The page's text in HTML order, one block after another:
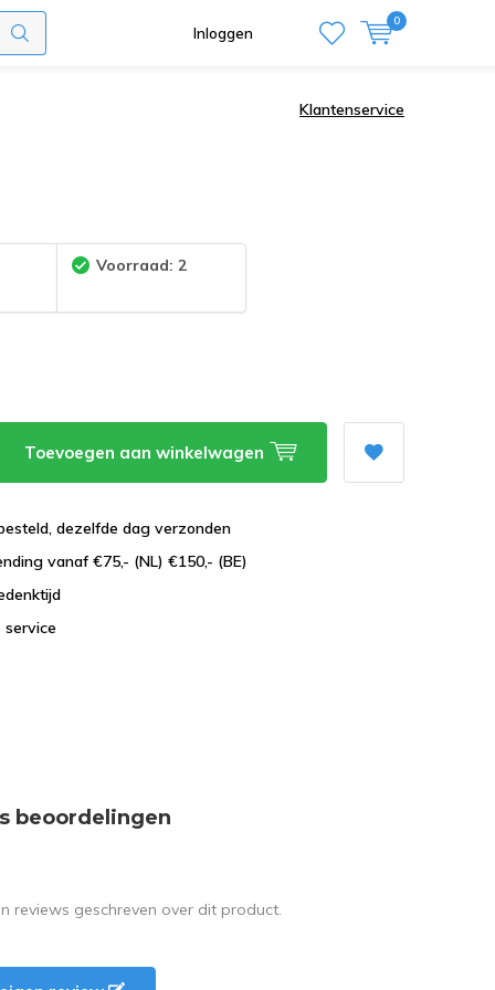
Inloggen
0
Klantenservice
Voorraad: 2
Toevoegen aan winkelwagen
dezelfde dag verzonden
vanaf €75,- (NL) €150,- (BE)
service
beoordelingen
reviews geschreven over dit product.